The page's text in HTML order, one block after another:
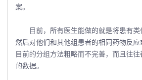
案。
目前，所有医生能做的就是将患有类
然后对他们和其他组患者的相同药物反
目前的分组方法粗略而不完善，而且往
的数据。